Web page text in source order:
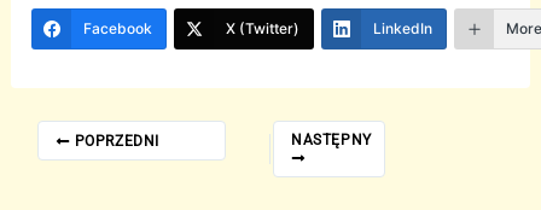
Facebook X (Twitter) LinkedIn
POPRZEDNI NASTĘPNY